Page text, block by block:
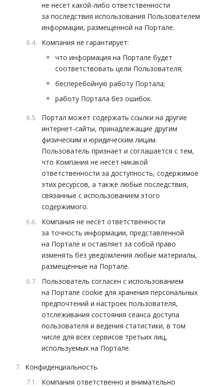
не несет какой-либо ответственности
за последствия использования Пользователем
информации, размещенной на Портале.
Компания не гарантирует:
что информация на Портале будет
соответствовать цели Пользователя;
бесперебойную работу Портала;
работу Портала без ошибок.
Портал может содержать ссылки на другие
интернет-сайты, принадлежащие другим
физическим и юридическим лицам.
Пользователь признает и соглашается с тем,
что Компания не несет никакой
ответственности за доступность, содержимое
этих ресурсов, а также любые последствия,
связанные с использованием этого
содержимого.
Компания не несёт ответственности
за точность информации, представленной
на Портале и оставляет за собой право
изменять без уведомления любые материалы,
размещённые на Портале.
Пользователь согласен с использованием
на Портале cookie для хранения персональных
предпочтений и настроек пользователя,
отслеживания состояния сеанса доступа
пользователя и ведения статистики, в том
числе для всех сервисов третьих лиц,
используемых на Портале.
Конфиденциальность.
Компания ответственно и внимательно